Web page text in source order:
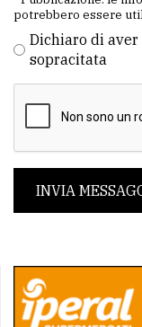
potrebbero essere
Dichiaro di
sopracitata
INVIA